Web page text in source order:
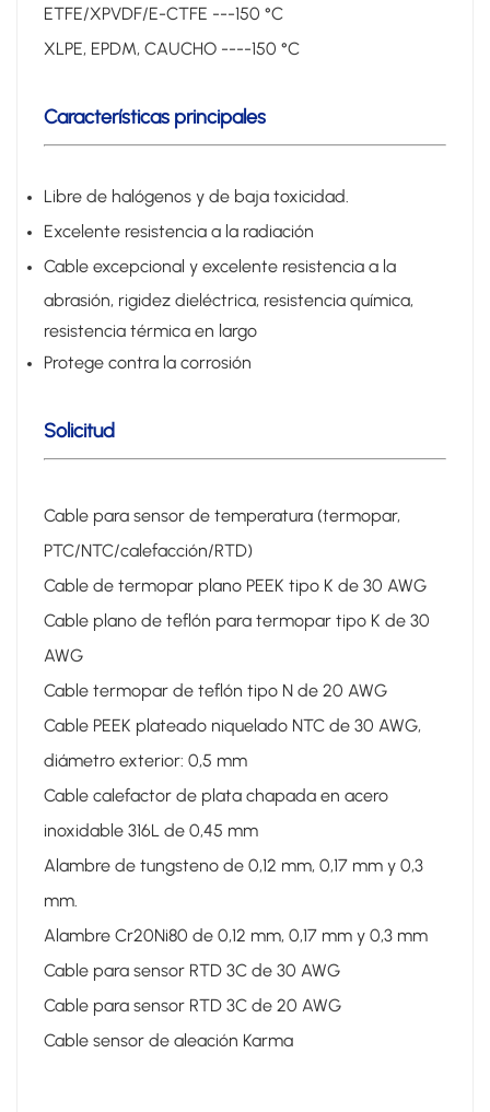
ETFE/XPVDF/E-CTFE ---150 °C
XLPE, EPDM, CAUCHO ----150 °C
Características principales
Libre de halógenos y de baja toxicidad.
Excelente resistencia a la radiación
Cable excepcional y excelente resistencia a la
abrasión, rigidez dieléctrica, resistencia química,
resistencia térmica en largo
Protege contra la corrosión
Solicitud
Cable para sensor de temperatura (termopar,
PTC/NTC/calefacción/RTD)
Cable de termopar plano PEEK tipo K de 30 AWG
Cable plano de teflón para termopar tipo K de 30
AWG
Cable termopar de teflón tipo N de 20 AWG
Cable PEEK plateado niquelado NTC de 30 AWG,
diámetro exterior: 0,5 mm
Cable calefactor de plata chapada en acero
inoxidable 316L de 0,45 mm
Alambre de tungsteno de 0,12 mm, 0,17 mm y 0,3
mm.
Alambre Cr20Ni80 de 0,12 mm, 0,17 mm y 0,3 mm
Cable para sensor RTD 3C de 30 AWG
Cable para sensor RTD 3C de 20 AWG
Cable sensor de aleación Karma